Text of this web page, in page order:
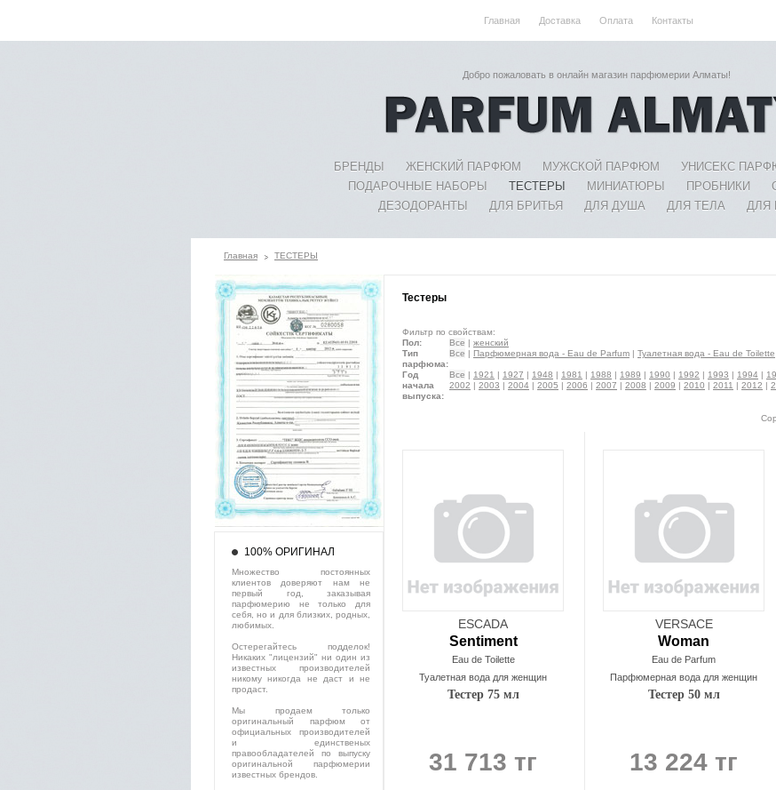
Главная Доставка Оплата Контакты
Добро пожаловать в онлайн магазин парфюмерии Алматы!
БРЕНДЫ ЖЕНСКИЙ ПАРФЮМ МУЖСКОЙ ПАРФЮМ УНИСЕКС
ПОДАРОЧНЫЕ НАБОРЫ
ТЕСТЕРЫ МИНИАТЮРЫ ПРОБНИКИ
ДЕЗОДОРАНТЫ
ДЛЯ БРИТЬЯ ДЛЯ ДУША ДЛЯ ТЕЛА ДЛЯ
Главная ТЕСТЕРЫ
Тестеры
Фильтр по свойствам:
Пол:
Все | женский
Тип
парфюма:
Все | Парфюмерная вода - Eau de Parfum | Туалетная вода - Eau de Toilette
Год
начала
выпуска:
Все | 1921 | 1927 | 1948 | 1981 | 1988 | 1989 | 1990 | 1992 | 1993 | 1994 |
2002 | 2003 | 2004 | 2005 | 2006 | 2007 | 2008 | 2009 | 2010 | 2011 | 2012 |
ESCADA
Sentiment
Eau de Toilette
Туалетная вода для женщин
Тестер 75 мл
31 713 тг
VERSACE
Woman
Eau de Parfum
Парфюмерная вода для женщин
Тестер 50 мл
13 224 тг
100% ОРИГИНАЛ
Множество постоянных
клиентов доверяют нам не
первый год, заказывая
парфюмерию не только для
себя, но и для близких, родных,
любимых.
Остерегайтесь подделок!
Никаких "лицензий" ни один из
известных производителей
никому никогда не даст и не
продаст.
Мы продаем только
оригинальный парфюм от
официальных производителей
и единственых
правообладателей по выпуску
оригинальной парфюмерии
известных брендов.